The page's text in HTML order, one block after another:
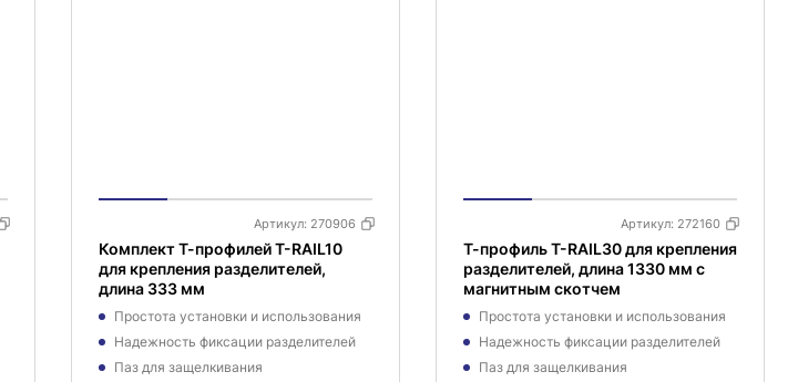
Артикул: 270906
Комплект Т-профилей T-RAIL10
для крепления разделителей,
длина 333 мм
Простота установки и использования
Надежность фиксации разделителей
Паз для защелкивания
Артикул: 272160
Т-профиль T-RAIL30 для крепления
разделителей, длина 1330 мм с
магнитным скотчем
Простота установки и использования
Надежность фиксации разделителей
Паз для защелкивания